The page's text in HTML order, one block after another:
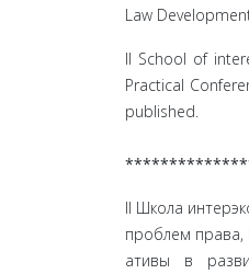
Law
II School of
Practical
published.
II Школа
проблем права,
ативы в